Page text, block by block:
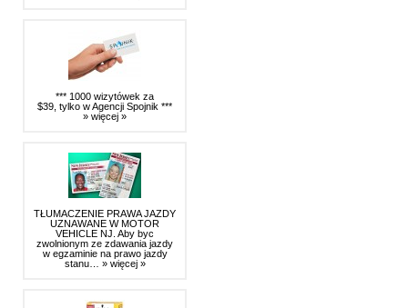
*** 1000 wizytówek za
$39, tylko w Agencji Spojnik ***
» więcej »
TŁUMACZENIE PRAWA JAZDY
UZNAWANE W MOTOR
VEHICLE NJ. Aby byc
zwolnionym ze zdawania jazdy
w egzaminie na prawo jazdy
stanu… » więcej »